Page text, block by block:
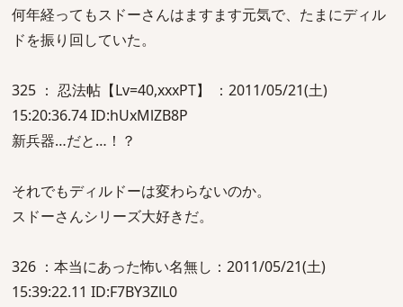
何年経ってもスドーさんはますます元気で、たまにディル
ドを振り回していた。
325 ： 忍法帖【Lv=40,xxxPT】 ：2011/05/21(土)
15:20:36.74 ID:hUxMlZB8P
新兵器…だと…！？
それでもディルドーは変わらないのか。
スドーさんシリーズ大好きだ。
326 ：本当にあった怖い名無し：2011/05/21(土)
15:39:22.11 ID:F7BY3ZlL0